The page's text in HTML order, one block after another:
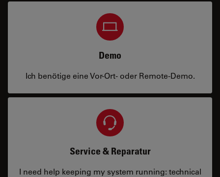
Demo
Ich benötige eine Vor-Ort- oder Remote-Demo.
Service & Reparatur
I need help keeping my system running: technical